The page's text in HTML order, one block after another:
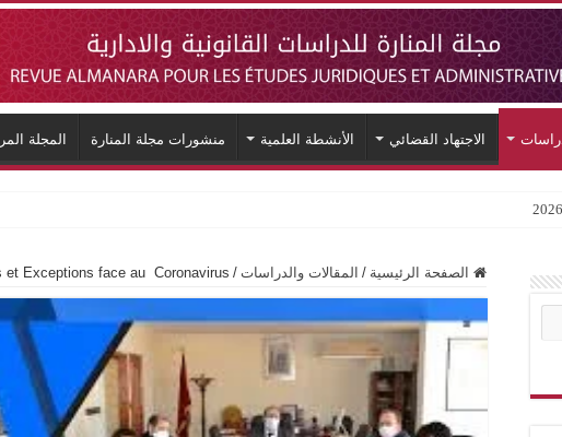
الاجتهاد القضائي الأنشطة العلمية منشورات مجلة المنارة المجلة
الصفحة الرئيسية / المقالات والدراسات /
et Exceptions face au Coronavirus